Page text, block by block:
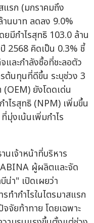
แรก (มกราคมถึง
นบาท ลดลง 9.0%
ยมีกำไรสุทธิ 103.0 ล้าน
2568 คิดเป็น 0.3% ชี้
ละกำลังซื้อที่ชะลอตัว
ต้นทุนที่ดีขึ้น ระบุช่วง 3
ยังโดดเด่น
ำไรสุทธิ (NPM) เพิ่มขึ้น
มุ่งเน้นเพิ่มกำไร
นเจ้าหน้าที่บริหาร
ผู้ผลิตและจัด
า" เปิดเผยว่า
ทำกำไรในไตรมาสแรก
จัยท้าทาย โดยเฉพาะ